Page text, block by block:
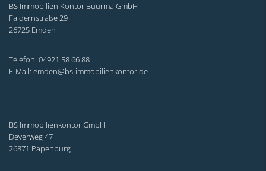
BS Immobilien Kontor Büürma GmbH
Faldernstraße 29
26725 Emden
Telefon: 04921 58 66 88
E-Mail: emden@bs-immobilienkontor.de
BS Immobilienkontor GmbH
Deverweg 47
26871 Papenburg